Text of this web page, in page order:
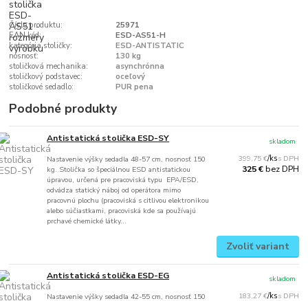
Číslo produktu:
25971
EAN kód:
ESD-AS51-H
kategória stoličky:
ESD-ANTISTATIC
nosnosť:
130 kg
stoličková mechanika:
asynchrónna
stoličkový podstavec:
oceľový
stoličkové sedadlo:
PUR pena
Podobné produkty
Antistatická stolička ESD-SY
Nastavenie výšky sedadla 48-57 cm, nosnosť 150
kg. Stolička so špeciálnou ESD antistatickou
úpravou, určená pre pracoviská typu EPA/ESD,
odvádza statický náboj od operátora mimo
pracovnú plochu (pracoviská s citlivou elektronikou
alebo súčiastkami, pracoviská kde sa používajú
prchavé chemické látky...
399,75 €/ks
325 €bez DPH
skladom
Zvoliť variant
Antistatická stolička ESD-EG
Nastavenie výšky sedadla 42-55 cm, nosnosť 150
183,27 €/ks
skladom